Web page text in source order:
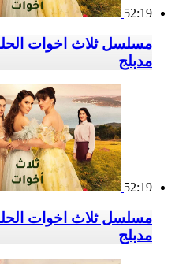
52:19
مدبلج
52:19
مدبلج